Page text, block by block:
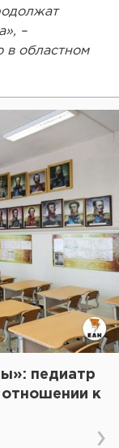
–
в областном
педиатр
отношении к